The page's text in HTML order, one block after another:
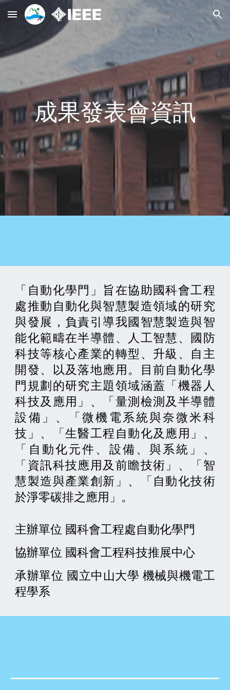
Skip to main content Skip to navigation
成果發表會資訊
「自動化學門」旨在協助國科會工程
處推動自動化與智慧製造領域的研究
與發展，負責引導我國智慧製造與智
能化範疇在半導體、人工智慧、國防
科技等核心產業的轉型、升級、自主
開發、以及落地應用。目前自動化學
門規劃的研究主題領域涵蓋「機器人
科技及應用」、「量測檢測及半導體
設備」、「微機電系統與奈微米科
技」、「生醫工程自動化及應用」、
「自動化元件、設備、與系統」、
「資訊科技應用及前瞻技術」、「智
慧製造與產業創新」、「自動化技術
於淨零碳排之應用」。​​
主辦單位 國科會工程處自動化學門
協辦單位 國科會工程科技推展中心
承辦單位 國立中山大學 機械與機電工
程學系